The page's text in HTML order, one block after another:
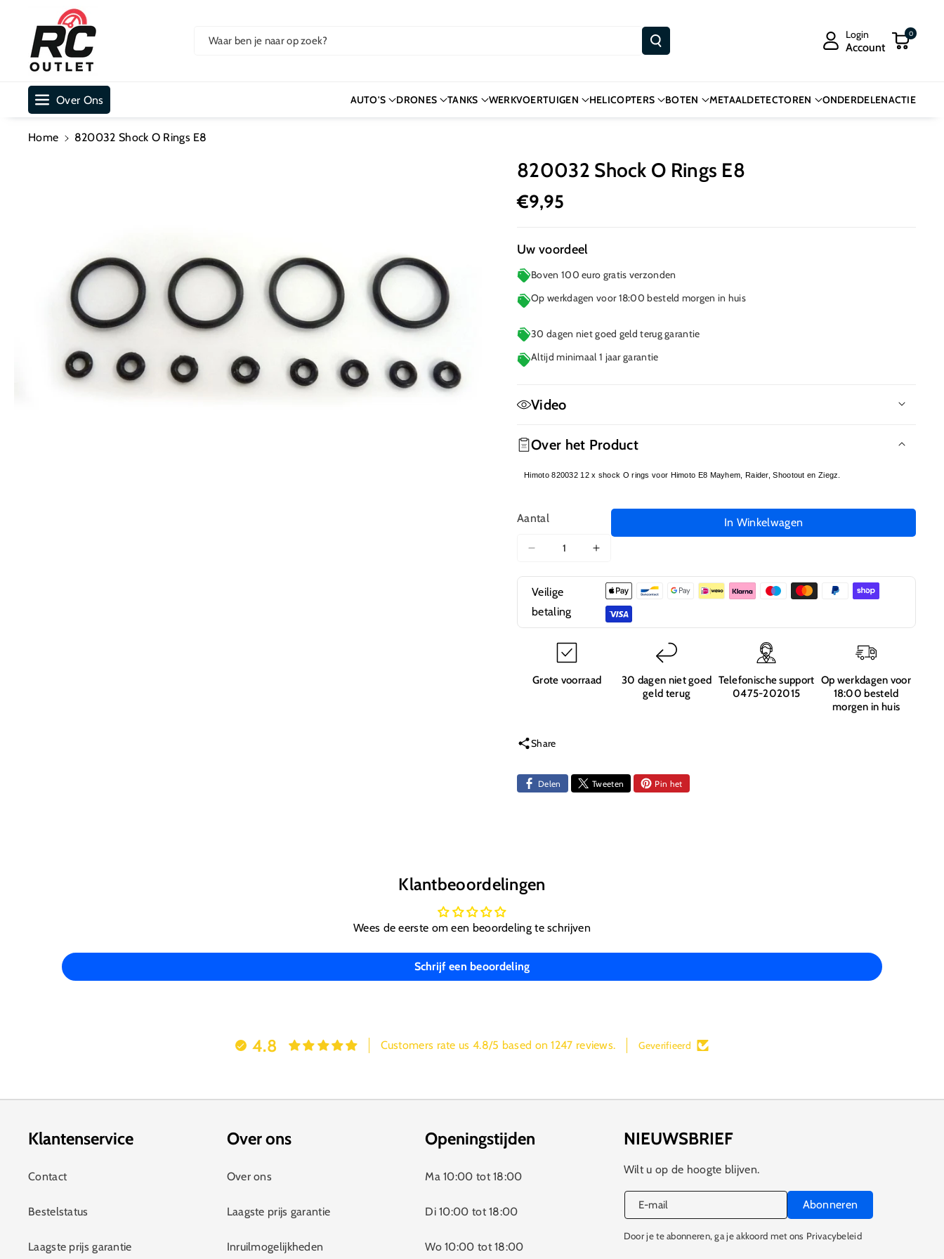
Ar De Cont
Waar ben je naar op zoek?
Login
Account
0
Over Ons AUTO'S DRONES TANKS WERKVOERTUIGEN HELICOPTERS BOTEN METAALDETECTOREN ONDERDELENACTIE
Home
820032 Shock O Rings E8
820032 Shock O Rings E8
€9,95
Uw voordeel
Boven 100 euro gratis verzonden
Op werkdagen voor 18:00 besteld morgen in huis
30 dagen niet goed geld terug garantie
Altijd minimaal 1 jaar garantie
Video
Over het Product
Himoto 820032 12 x shock O rings voor Himoto E8 Mayhem, Raider, Shootout en Ziegz.
Aantal
Aantal
voor
820032
Shock
O
Rings
Aantal
voor
820032
Shock
O
In Winkelwagen
Veilige
betaling
Grote voorraad
30 dagen niet goed
geld terug
Telefonische support
0475-202015
Op werkdagen voor
18:00 besteld
morgen in huis
Share
Delen Tweeten Pin het
Klantbeoordelingen
Wees de eerste om een beoordeling te schrijven
Schrijf een beoordeling
4.8 Customers rate us 4.8/5 based on 1247 reviews. Geverifieerd
Klantenservice
Contact
Bestelstatus
Laagste prijs garantie
Over ons
Over ons
Laagste prijs garantie
Inruilmogelijkheden
Openingstijden
Ma 10:00 tot 18:00
Di 10:00 tot 18:00
Wo 10:00 tot 18:00
NIEUWSBRIEF
Wilt u op de hoogte blijven.
E‑mail Abonneren
Door je te abonneren, ga je akkoord met ons Privacybeleid